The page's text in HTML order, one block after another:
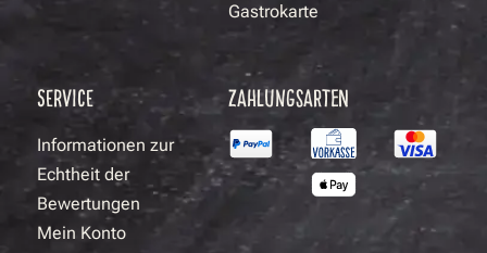
Gastrokarte
SERVICE
Informationen zur
Echtheit der
Bewertungen
Mein Konto
ZAHLUNGSARTEN